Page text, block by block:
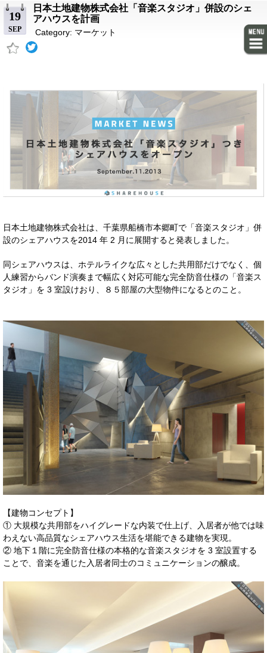
19
SEP
日本土地建物株式会社「音楽スタジオ」併設のシェ
アハウスを計画
Category: マーケット
日本土地建物株式会社は、千葉県船橋市本郷町で「音楽スタジオ」併
設のシェアハウスを2014 年 2 月に展開すると発表しました。
同シェアハウスは、ホテルライクな広々とした共用部だけでなく、個
人練習からバンド演奏まで幅広く対応可能な完全防音仕様の「音楽ス
タジオ」を 3 室設けおり、８５部屋の大型物件になるとのこと。
【建物コンセプト】
① 大規模な共用部をハイグレードな内装で仕上げ、入居者が他では味
わえない高品質なシェアハウス生活を堪能できる建物を実現。
② 地下１階に完全防音仕様の本格的な音楽スタジオを 3 室設置する
ことで、音楽を通じた入居者同士のコミュニケーションの醸成。